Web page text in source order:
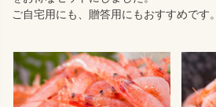
ご自宅用にも、贈答用にもおすすめです。